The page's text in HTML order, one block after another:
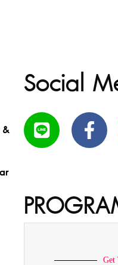
&
Social
Get